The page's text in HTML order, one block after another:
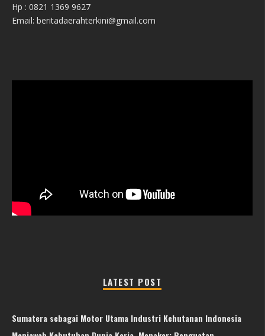
Hp : 0821 1369 9627
Email: beritadaerahterkini@gmail.com
LATEST POST
Sumatera sebagai Motor Utama Industri Kehutanan Indonesia